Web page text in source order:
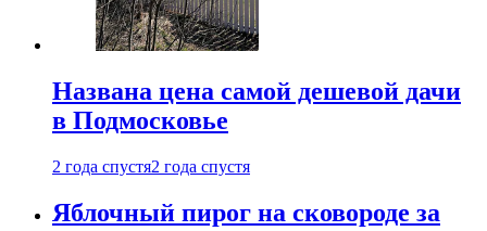
Названа цена самой дешевой дачи
в Подмосковье
2 года спустя2 года спустя
Яблочный пирог на сковороде за